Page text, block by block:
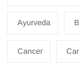
Ayurveda
Cancer